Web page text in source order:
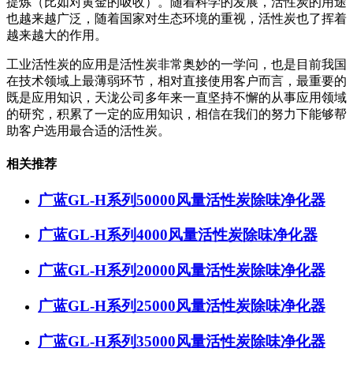
也越来越广泛，随着国家对生态环境的重视，活性炭也了挥着
越来越大的作用。
工业活性炭的应用是活性炭非常奥妙的一学问，也是目前我国
在技术领域上最薄弱环节，相对直接使用客户而言，最重要的
既是应用知识，天泷公司多年来一直坚持不懈的从事应用领域
的研究，积累了一定的应用知识，相信在我们的努力下能够帮
助客户选用最合适的活性炭。
相关推荐
广蓝GL-H系列50000风量活性炭除味净化器
广蓝GL-H系列4000风量活性炭除味净化器
广蓝GL-H系列20000风量活性炭除味净化器
广蓝GL-H系列25000风量活性炭除味净化器
广蓝GL-H系列35000风量活性炭除味净化器